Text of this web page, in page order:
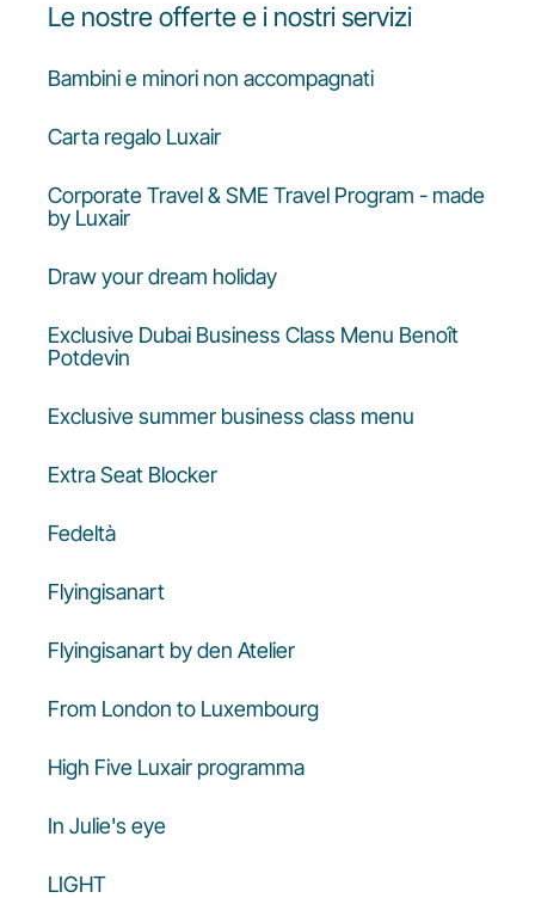
Le nostre offerte e i nostri servizi
Bambini e minori non accompagnati
Carta regalo Luxair
Corporate Travel & SME Travel Program - made
by Luxair
Draw your dream holiday
Exclusive Dubai Business Class Menu Benoît
Potdevin
Exclusive summer business class menu
Extra Seat Blocker
Fedeltà
Flyingisanart
Flyingisanart by den Atelier
From London to Luxembourg
High Five Luxair programma
In Julie's eye
LIGHT